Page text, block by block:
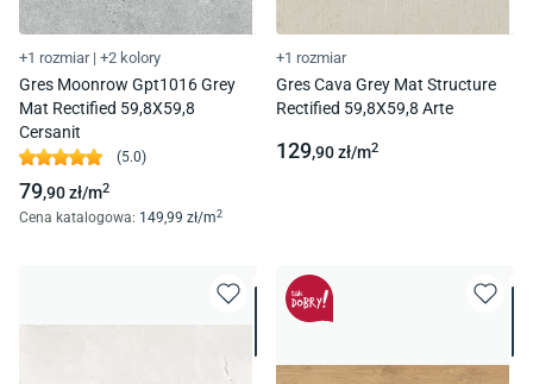
+1 rozmiar | +2 kolory
Gres Moonrow Gpt1016 Grey
Mat Rectified 59,8X59,8
Cersanit
(5.0)
79,90zł/m2
Cena katalogowa: 149,99 zł/m2
+1 rozmiar
Gres Cava Grey Mat Structure
Rectified 59,8X59,8 Arte
129,90zł/m2